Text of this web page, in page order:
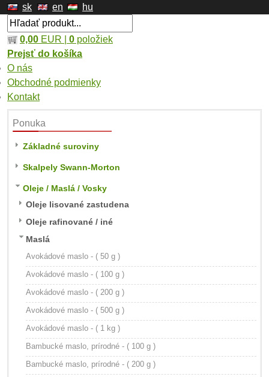
sk en hu
0,00 EUR | 0 položiek
Prejsť do košíka
O nás
Obchodné podmienky
Kontakt
Ponuka
Základné suroviny
Skalpely Swann-Morton
Oleje / Maslá / Vosky
Oleje lisované zastudena
Oleje rafinované / iné
Maslá
Avokádové maslo - ( 50 g )
Avokádové maslo - ( 100 g )
Avokádové maslo - ( 200 g )
Avokádové maslo - ( 500 g )
Avokádové maslo - ( 1 kg )
Bambucké maslo, prírodné - ( 100 g )
Bambucké maslo, prírodné - ( 200 g )